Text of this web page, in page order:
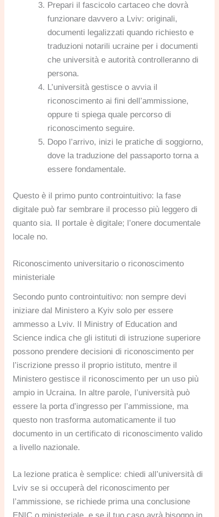
Prepari il fascicolo cartaceo che dovrà
funzionare davvero a Lviv: originali,
documenti legalizzati quando richiesto e
traduzioni notarili ucraine per i documenti
che università e autorità controlleranno di
persona.
L’università gestisce o avvia il
riconoscimento ai fini dell’ammissione,
oppure ti spiega quale percorso di
riconoscimento seguire.
Dopo l’arrivo, inizi le pratiche di soggiorno,
dove la traduzione del passaporto torna a
essere fondamentale.
Questo è il primo punto controintuitivo: la fase
digitale può far sembrare il processo più leggero di
quanto sia. Il portale è digitale; l’onere documentale
locale no.
Riconoscimento universitario o riconoscimento
ministeriale
Secondo punto controintuitivo: non sempre devi
iniziare dal Ministero a Kyiv solo per essere
ammesso a Lviv. Il Ministry of Education and
Science indica che gli istituti di istruzione superiore
possono prendere decisioni di riconoscimento per
l’iscrizione presso il proprio istituto, mentre il
Ministero gestisce il riconoscimento per un uso più
ampio in Ucraina. In altre parole, l’università può
essere la porta d’ingresso per l’ammissione, ma
questo non trasforma automaticamente il tuo
documento in un certificato di riconoscimento valido
a livello nazionale.
La lezione pratica è semplice: chiedi all’università di
Lviv se si occuperà del riconoscimento per
l’ammissione, se richiede prima una conclusione